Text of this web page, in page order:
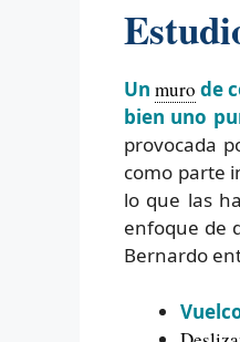
Unmuro de
bien uno
provocada
como parte
lo que las
enfoque de
Bernardo